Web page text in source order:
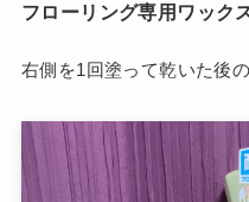
フローリング専用ワック
右側を1回塗って乾いた後